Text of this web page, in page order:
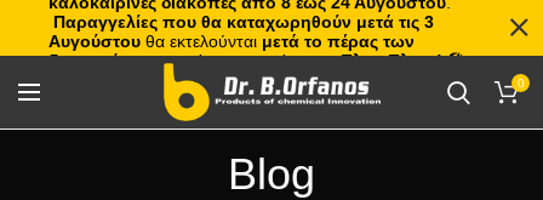
0
Blog
Παραγγελίες που θα καταχωρηθούν μετά τις 3
Αυγούστου θα εκτελούνται μετά το πέρας των
διακοπών, με σειρά προτεραιότητας.Πλιτς Πλατς!🏖️🌊